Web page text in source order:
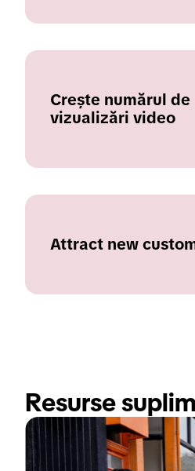
Crește numărul de
vizualizări video
Attract new
Resurse